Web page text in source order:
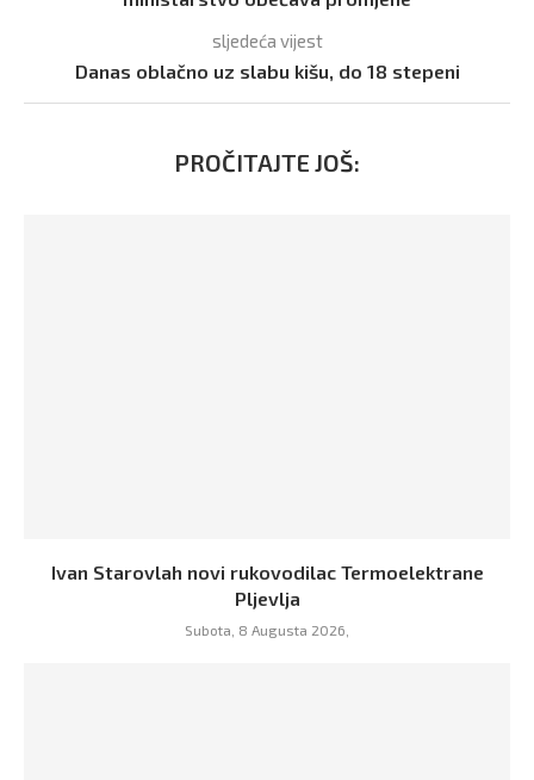
sljedeća vijest
Danas oblačno uz slabu kišu, do 18 stepeni
PROČITAJTE JOŠ:
Ivan Starovlah novi rukovodilac Termoelektrane
Pljevlja
Subota, 8 Augusta 2026,